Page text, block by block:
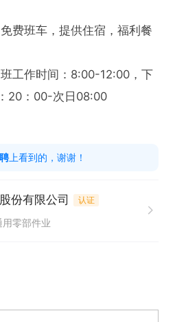
费班车，提供住宿，福利餐
工作时间：8:00-12:00，下
20：00-次日08:00
上看到的，谢谢！
份有限公司 认证
用零部件业